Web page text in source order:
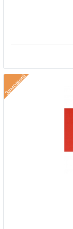
Замовний